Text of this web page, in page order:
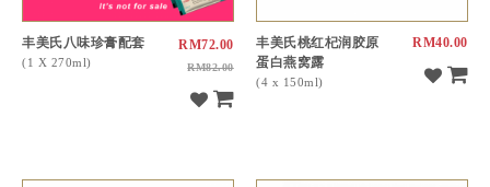
丰美氏八味珍膏配套
(1 X 270ml)
RM72.00
RM82.00
丰美氏桃红杞润胶原
蛋白燕窝露
(4 x 150ml)
RM40.00